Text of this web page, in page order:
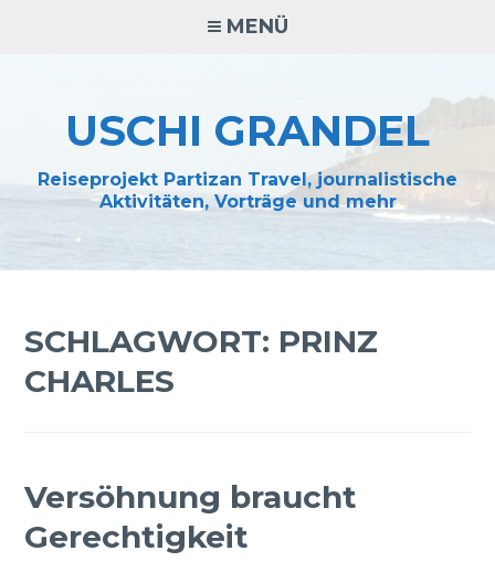
MENÜ
USCHI GRANDEL
Reiseprojekt Partizan Travel, journalistische
Aktivitäten, Vorträge und mehr
SCHLAGWORT: PRINZ
CHARLES
Versöhnung braucht
Gerechtigkeit